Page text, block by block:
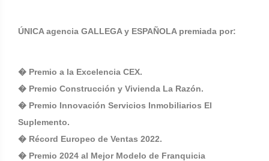
ÚNICA agencia GALLEGA y ESPAÑOLA premiada por:
� Premio a la Excelencia CEX.
� Premio Construcción y Vivienda La Razón.
� Premio Innovación Servicios Inmobiliarios El
Suplemento.
� Récord Europeo de Ventas 2022.
� Premio 2024 al Mejor Modelo de Franquicia